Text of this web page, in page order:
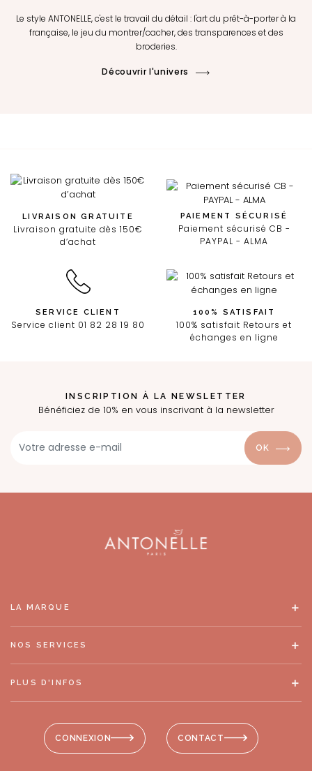
Le style ANTONELLE, c'est le travail du détail : l'art du prêt-à-porter à la
française, le jeu du montrer/cacher, des transparences et des
broderies.
Découvrir l'univers
LIVRAISON GRATUITE
Livraison gratuite dès 150€
d’achat
PAIEMENT SÉCURISÉ
Paiement sécurisé CB -
PAYPAL - ALMA
SERVICE CLIENT
Service client 01 82 28 19 80
100% SATISFAIT
100% satisfait Retours et
échanges en ligne
INSCRIPTION À LA NEWSLETTER
Bénéficiez de 10% en vous inscrivant à la newsletter
OK
CONNEXION CONTACT
LA MARQUE
NOS SERVICES
PLUS D'INFOS